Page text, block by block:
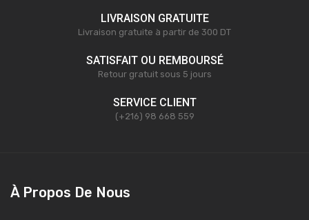
LIVRAISON GRATUITE
Livraison gratuite à partir de 300 DT
SATISFAIT OU REMBOURSÉ
Retour gratuit sous 5 jours
SERVICE CLIENT
(+216) 98 668 559
À Propos De Nous